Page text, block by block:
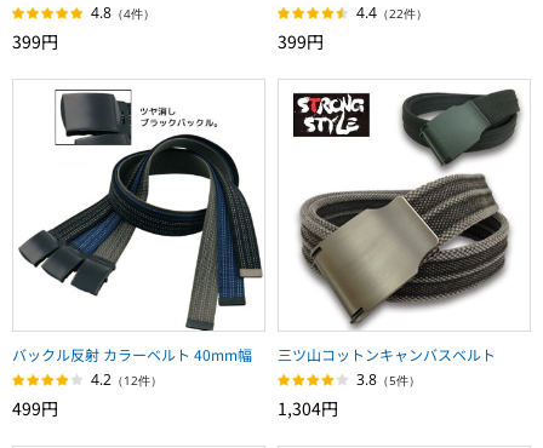
4.8 （4件）
399円
4.4 （22件）
399円
バックル反射 カラーベルト 40mm幅
4.2 （12件）
499円
三ツ山コットンキャンバスベルト
3.8 （5件）
1,304円